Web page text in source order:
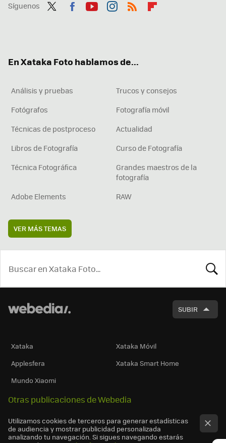
Síguenos
En Xataka Foto hablamos de...
Análisis y pruebas
Trucos y consejos
Fotógrafos
Fotografía móvil
Técnicas de postproceso
Actualidad
Libros de Fotografía
Curso de Fotografía
Técnica Fotográfica
Grandes maestros de la
fotografía
Adobe Elements
RAW
VER MÁS TEMAS
SUBIR
Xataka
Xataka Móvil
Applesfera
Xataka Smart Home
Mundo Xiaomi
Otras publicaciones de Webedia
Utilizamos cookies de terceros para generar estadísticas
de audiencia y mostrar publicidad personalizada
analizando tu navegación. Si sigues navegando estarás